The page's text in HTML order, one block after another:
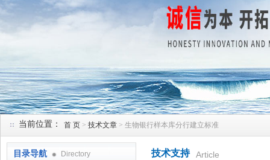
当前位置： 首 页 > 技术文章 > 生物银行样本库分行建立标准
目录导航 Directory 技术支持 Article